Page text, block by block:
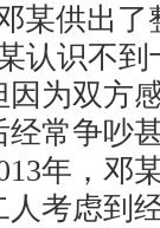
供出了
识不到
为双方
常争吵
年，邓
考虑到